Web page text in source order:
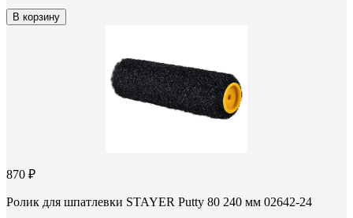
В корзину
870 ₽
Ролик для шпатлевки STAYER Putty 80 240 мм 02642-24